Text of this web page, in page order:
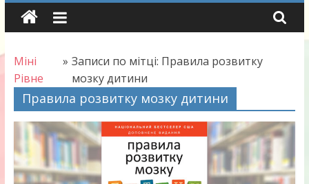
Skip
Міні
Рівне
» Записи по мітці: Правила розвитку
мозку дитини
Правила розвитку мозку дитини